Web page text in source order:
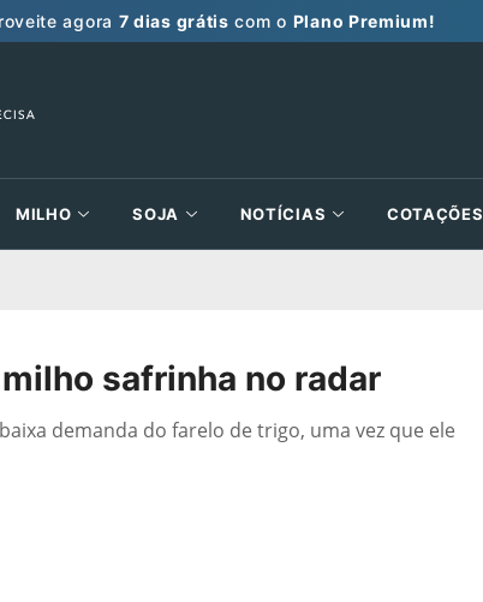
agora 7 dias grátis com o Plano Premium!
MILHO SOJA NOTÍCIAS COTAÇÕES
safrinha no radar
demanda do farelo de trigo, uma vez que ele